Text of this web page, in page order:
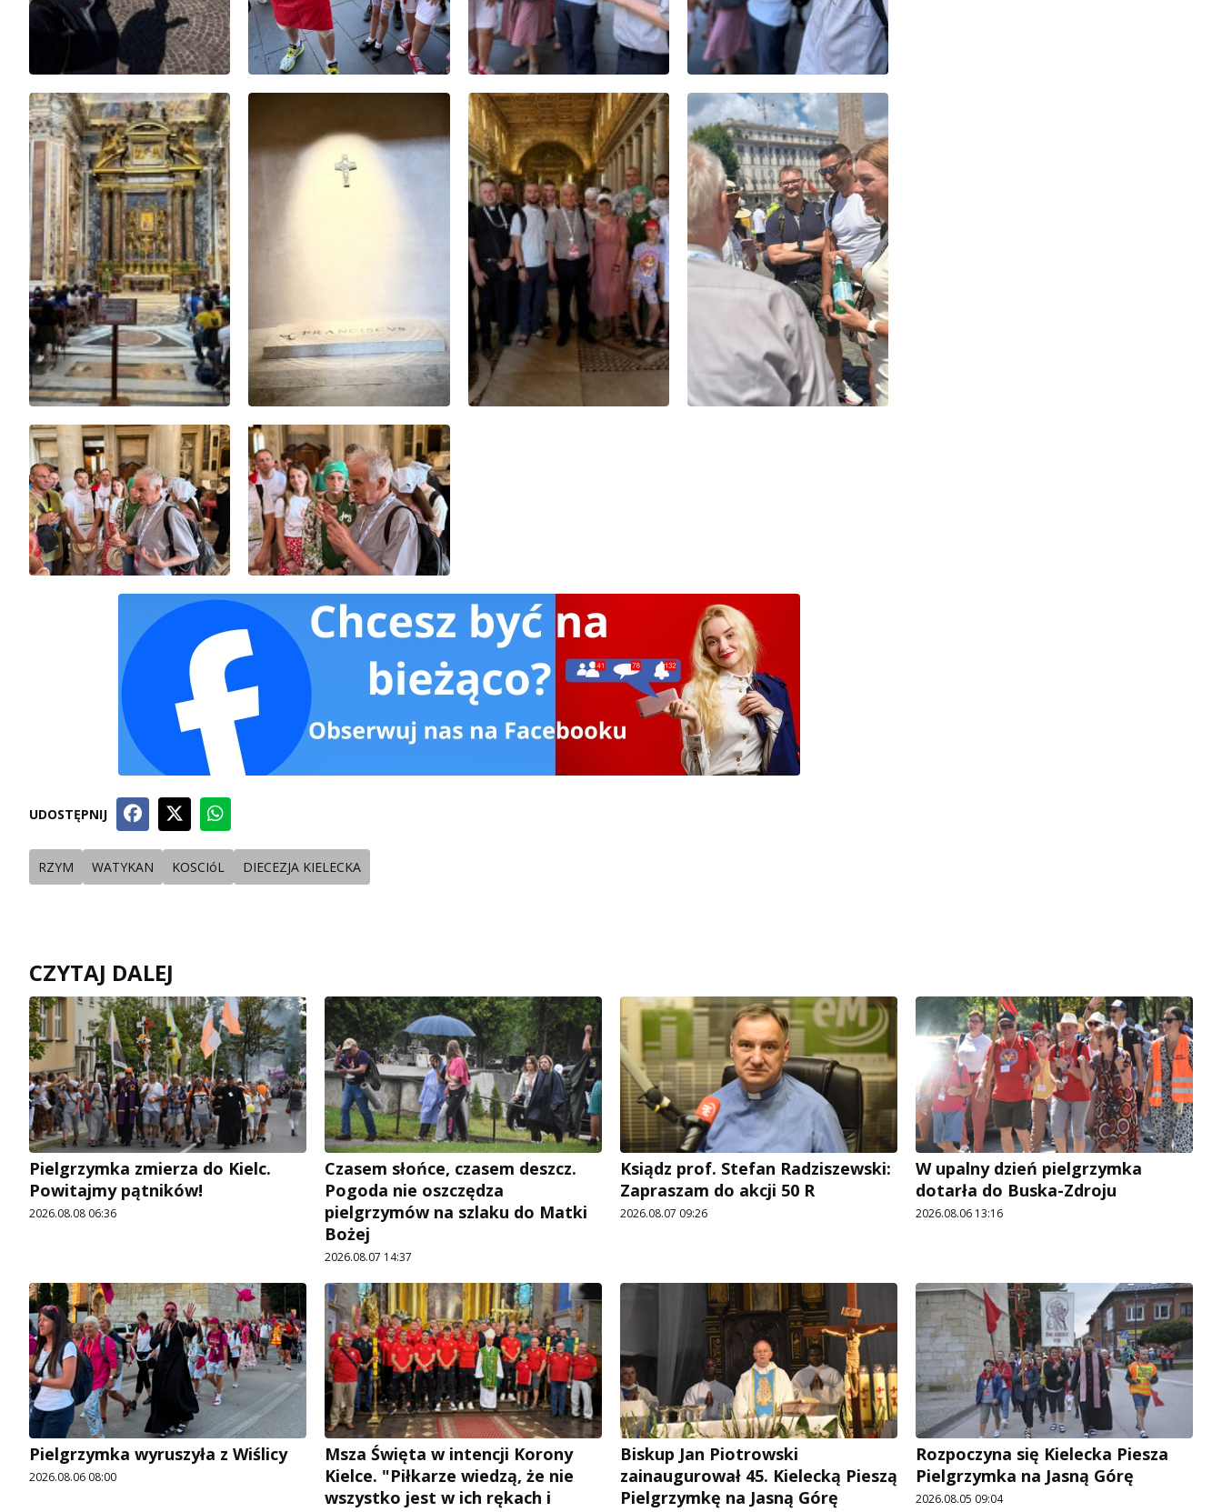
UDOSTĘPNIJ
RZYM WATYKAN KOSCIóL DIECEZJA KIELECKA
CZYTAJ DALEJ
Pielgrzymka zmierza do Kielc.
Powitajmy pątników!
2026.08.08 06:36
Czasem słońce, czasem deszcz.
Pogoda nie oszczędza
pielgrzymów na szlaku do Matki
Bożej
2026.08.07 14:37
Ksiądz prof. Stefan Radziszewski:
Zapraszam do akcji 50 R
2026.08.07 09:26
W upalny dzień pielgrzymka
dotarła do Buska-Zdroju
2026.08.06 13:16
Pielgrzymka wyruszyła z Wiślicy
2026.08.06 08:00
Msza Święta w intencji Korony
Kielce. "Piłkarze wiedzą, że nie
wszystko jest w ich rękach i
Biskup Jan Piotrowski
zainaugurował 45. Kielecką Pieszą
Pielgrzymkę na Jasną Górę
Rozpoczyna się Kielecka Piesza
Pielgrzymka na Jasną Górę
2026.08.05 09:04